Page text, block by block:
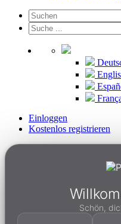
Einloggen
Kostenlos registrieren
Schön,